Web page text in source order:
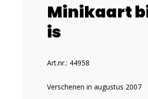
Minikaart
is
Art.nr.: 44958
Verschenen in augustus 2007